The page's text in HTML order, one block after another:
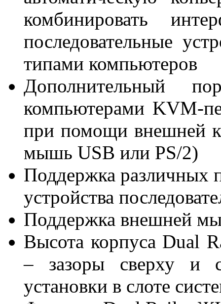
комбинировать
последовательные
типами компьютеров
Дополнительный
компьютерами KVM-
при помощи внешней
мышь USB или PS/2)
Поддержка различных
устройства
Поддержка внешней
Высота корпуса Dual
– зазоры сверху и
установки в слоте